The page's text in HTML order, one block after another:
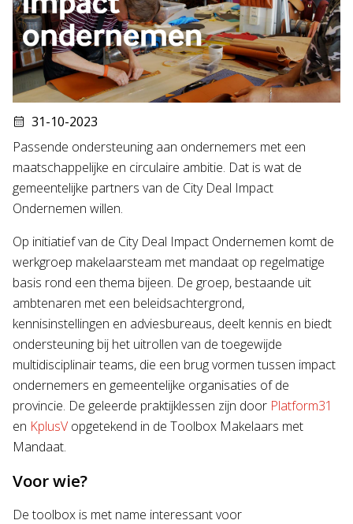
31-10-2023
Passende ondersteuning aan ondernemers met een
maatschappelijke en circulaire ambitie. Dat is wat de
gemeentelijke partners van de City Deal Impact
Ondernemen willen.
Op initiatief van de City Deal Impact Ondernemen komt de
werkgroep makelaarsteam met mandaat op regelmatige
basis rond een thema bijeen. De groep, bestaande uit
ambtenaren met een beleidsachtergrond,
kennisinstellingen en adviesbureaus, deelt kennis en biedt
ondersteuning bij het uitrollen van de toegewijde
multidisciplinair teams, die een brug vormen tussen impact
ondernemers en gemeentelijke organisaties of de
provincie. De geleerde praktijklessen zijn door Platform31
en KplusV opgetekend in de Toolbox Makelaars met
Mandaat.
Voor wie?
De toolbox is met name interessant voor